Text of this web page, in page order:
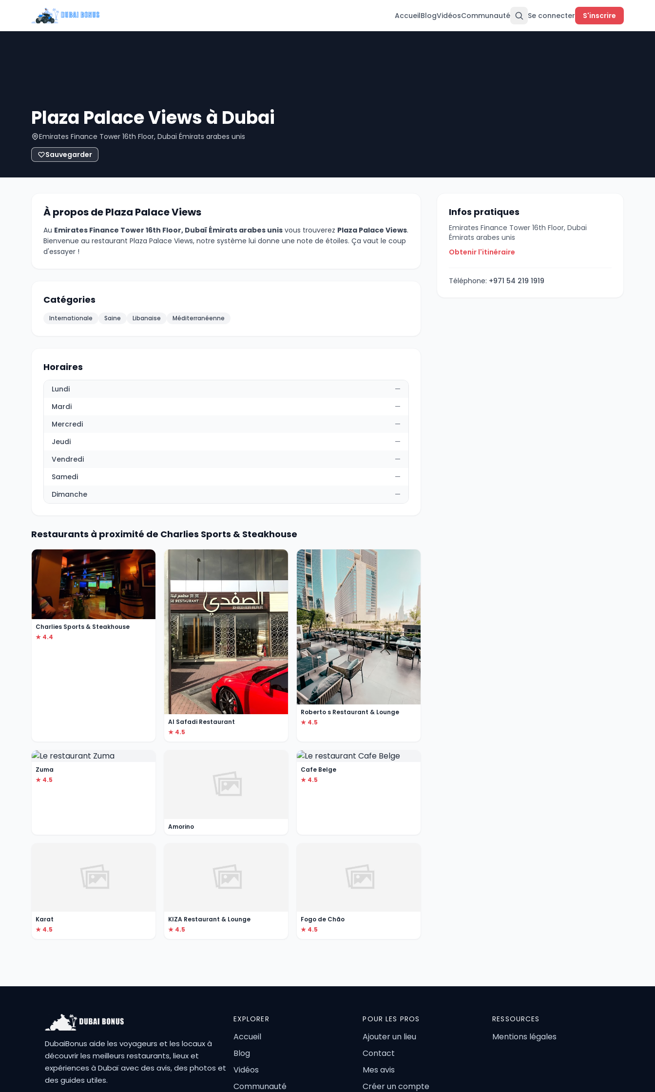
AccueilBlogVidéosCommunauté Se connecter S'inscrire
Plaza Palace Views à Dubai
Emirates Finance Tower 16th Floor, Dubaï Émirats arabes unis
Sauvegarder
À propos de Plaza Palace Views
Au Emirates Finance Tower 16th Floor, Dubaï Émirats arabes unis vous trouverez Plaza Palace Views.
Bienvenue au restaurant Plaza Palace Views, notre système lui donne une note de étoiles. Ça vaut le coup
d'essayer !
Catégories
Internationale Saine Libanaise Méditerranéenne
Horaires
Lundi
—
Mardi
—
Mercredi
—
Jeudi
—
Vendredi
—
Samedi
—
Dimanche
—
Restaurants à proximité de Charlies Sports & Steakhouse
Charlies Sports & Steakhouse
★ 4.4
Al Safadi Restaurant
★ 4.5
Roberto s Restaurant & Lounge
★ 4.5
Zuma
★ 4.5
Amorino
Cafe Belge
★ 4.5
Karat
★ 4.5
KIZA Restaurant & Lounge
★ 4.5
Fogo de Chão
★ 4.5
Infos pratiques
Emirates Finance Tower 16th Floor, Dubaï
Émirats arabes unis
Obtenir l'itinéraire
Téléphone: +971 54 219 1919
DubaiBonus aide les voyageurs et les locaux à
découvrir les meilleurs restaurants, lieux et
expériences à Dubaï avec des avis, des photos et
des guides utiles.
EXPLORER
Accueil
Blog
Vidéos
Communauté
POUR LES PROS
Ajouter un lieu
Contact
Mes avis
Créer un compte
RESSOURCES
Mentions légales